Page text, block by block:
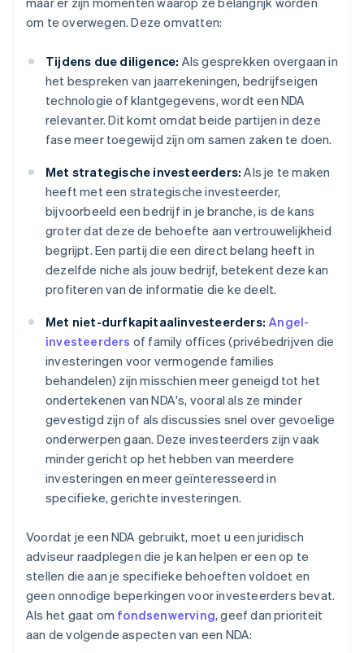
om te overwegen. Deze omvatten:
Tijdens due diligence: Als gesprekken overgaan in
het bespreken van jaarrekeningen, bedrijfseigen
technologie of klantgegevens, wordt een NDA
relevanter. Dit komt omdat beide partijen in deze
fase meer toegewijd zijn om samen zaken te doen.
Met strategische investeerders: Als je te maken
heeft met een strategische investeerder,
bijvoorbeeld een bedrijf in je branche, is de kans
groter dat deze de behoefte aan vertrouwelijkheid
begrijpt. Een partij die een direct belang heeft in
dezelfde niche als jouw bedrijf, betekent deze kan
profiteren van de informatie die ke deelt.
Met niet-durfkapitaalinvesteerders: Angel-
investeerders of family offices (privébedrijven die
investeringen voor vermogende families
behandelen) zijn misschien meer geneigd tot het
ondertekenen van NDA's, vooral als ze minder
gevestigd zijn of als discussies snel over gevoelige
onderwerpen gaan. Deze investeerders zijn vaak
minder gericht op het hebben van meerdere
investeringen en meer geïnteresseerd in
specifieke, gerichte investeringen.
Voordat je een NDA gebruikt, moet u een juridisch
adviseur raadplegen die je kan helpen er een op te
stellen die aan je specifieke behoeften voldoet en
geen onnodige beperkingen voor investeerders bevat.
Als het gaat om fondsenwerving, geef dan prioriteit
aan de volgende aspecten van een NDA: